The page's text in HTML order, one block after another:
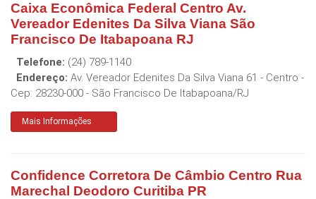
Caixa Econômica Federal Centro Av.
Vereador Edenites Da Silva Viana São
Francisco De Itabapoana RJ
Telefone: (24) 789-1140
Endereço: Av. Vereador Edenites Da Silva Viana 61 - Centro -
Cep: 28230-000 - São Francisco De Itabapoana/RJ
Mais Informações
Confidence Corretora De Câmbio Centro Rua
Marechal Deodoro Curitiba PR